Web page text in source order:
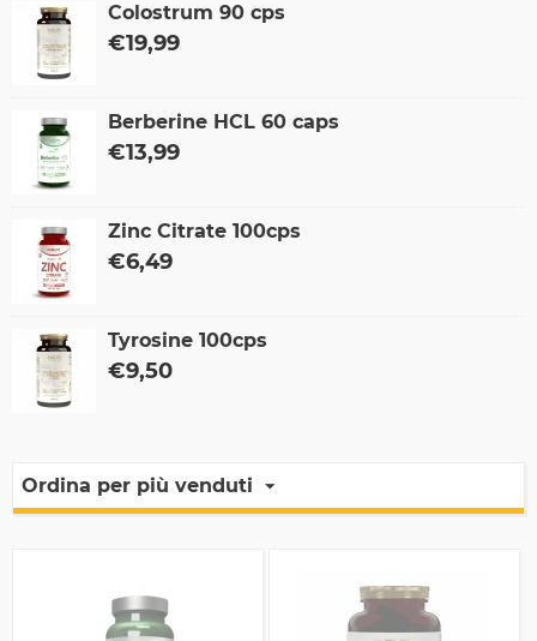
Colostrum 90 cps
€19,99
Berberine HCL 60 caps
€13,99
Zinc Citrate 100cps
€6,49
Tyrosine 100cps
€9,50
Ordina per più venduti